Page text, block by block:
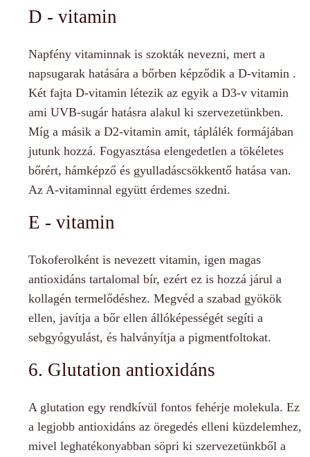
D - vitamin
Napfény vitaminnak is szokták nevezni, mert a
napsugarak hatására a bőrben képződik a D-vitamin .
Két fajta D-vitamin létezik az egyik a D3-v vitamin
ami UVB-sugár hatásra alakul ki szervezetünkben.
Míg a másik a D2-vitamin amit, táplálék formájában
jutunk hozzá. Fogyasztása elengedetlen a tökéletes
bőrért, hámképző és gyulladáscsökkentő hatása van.
Az A-vitaminnal együtt érdemes szedni.
E - vitamin
Tokoferolként is nevezett vitamin, igen magas
antioxidáns tartalomal bír, ezért ez is hozzá járul a
kollagén termelődéshez. Megvéd a szabad gyökök
ellen, javítja a bőr ellen állóképességét segíti a
sebgyógyulást, és halványítja a pigmentfoltokat.
6. Glutation antioxidáns
A glutation egy rendkívül fontos fehérje molekula. Ez
a legjobb antioxidáns az öregedés elleni küzdelemhez,
mivel leghatékonyabban söpri ki szervezetünkből a